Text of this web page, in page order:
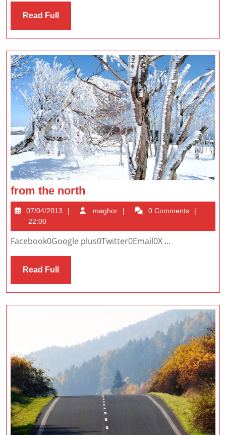
Read Full Read
from the north
the
north
07/04/2013 07/04/2013
maghor maghor0 Comments
22:00
Facebook0Google plus0Twitter0Email0X ...
Read Full Read